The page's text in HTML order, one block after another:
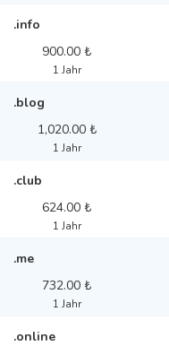
.info
900.00 ₺
1 Jahr
.blog
1,020.00 ₺
1 Jahr
.club
624.00 ₺
1 Jahr
.me
732.00 ₺
1 Jahr
.online